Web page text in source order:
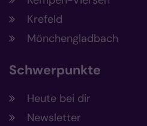
Krefeld
Mönchengladbach
Schwerpunkte
Heute bei dir
Newsletter